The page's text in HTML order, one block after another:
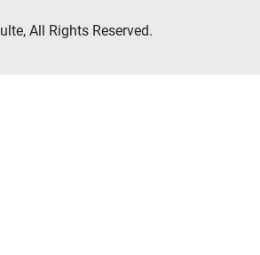
All Rights Reserved.